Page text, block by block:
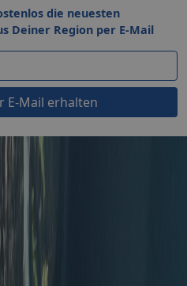
die neuesten
Deiner Region per E-Mail
E-Mail erhalten